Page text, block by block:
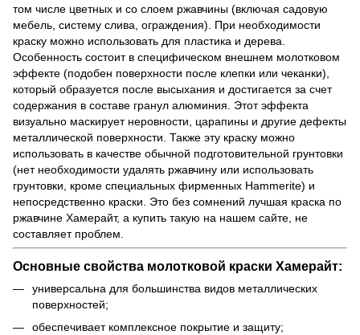
том числе цветных и со слоем ржавчины (включая садовую
мебель, систему слива, ограждения). При необходимости
краску можно использовать для пластика и дерева.
Особенность состоит в специфическом внешнем молотковом
эффекте (подобен поверхности после клепки или чеканки),
который образуется после высыхания и достигается за счет
содержания в составе гранул алюминия. Этот эффекта
визуально маскирует неровности, царапины и другие дефекты
металлической поверхности. Также эту краску можно
использовать в качестве обычной подготовительной грунтовки
(нет необходимости удалять ржавчину или использовать
грунтовки, кроме специальных фирменных Hammerite) и
непосредственно краски. Это без сомнений лучшая краска по
ржавчине Хамерайт, а купить такую на нашем сайте, не
составляет проблем.
Основные свойства молотковой краски Хамерайт:
универсальна для большинства видов металлических
поверхностей;
обеспечивает комплексное покрытие и защиту;